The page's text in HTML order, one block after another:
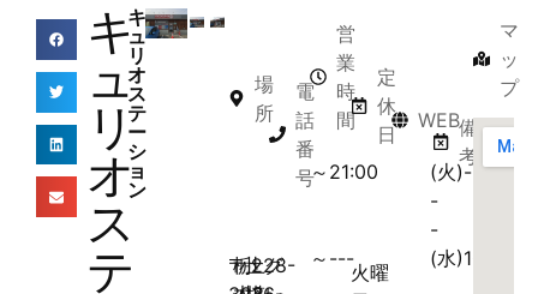
キ
ュ
リ
オ
ス
テ
キ
ュ
リ
オ
ス
テ
ー
シ
ョ
ン
場
所
〒
栃
小
土
228-
グ
電
話
番
号
営
業
時
間
～21:00
(火)-
-
-
～---
(水)10:00
定
休
日
火曜
WEB備
考
マ
ッ
プ